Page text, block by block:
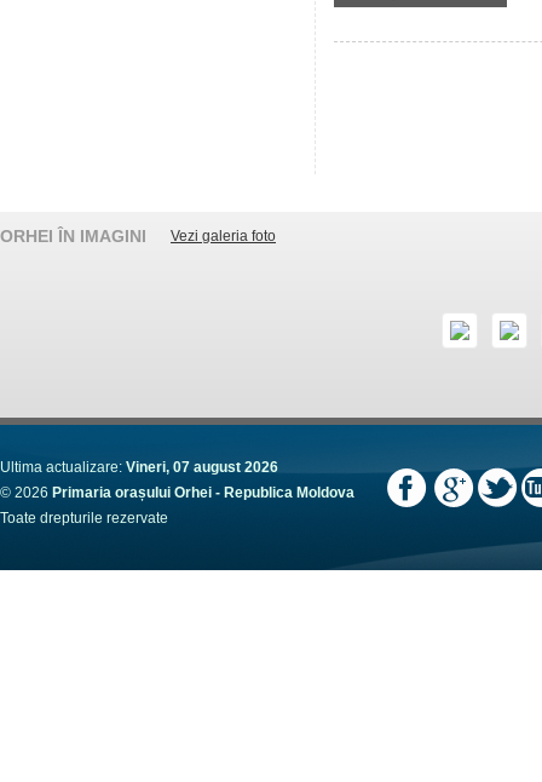
ORHEI ÎN IMAGINI Vezi galeria foto
Ultima actualizare: Vineri, 07 august 2026
© 2026 Primaria orașului Orhei - Republica Moldova
Toate drepturile rezervate